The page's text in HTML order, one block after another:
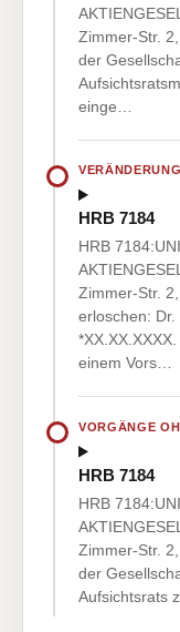
Zimmer-Str.
der
einge…
HRB 7184
HRB
Zimmer-Str.
erloschen: Dr.
einem Vors…
VORGÄNGE
HRB 7184
HRB
Zimmer-Str.
der
Aufsichtsrats